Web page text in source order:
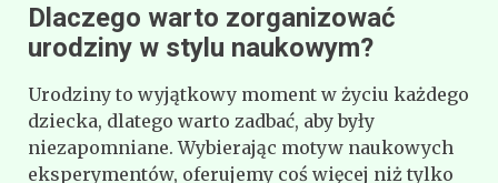
Dlaczego warto zorganizować
urodziny w stylu naukowym?
Urodziny to wyjątkowy moment w życiu każdego
dziecka, dlatego warto zadbać, aby były
niezapomniane. Wybierając motyw naukowych
eksperymentów, oferujemy coś więcej niż tylko